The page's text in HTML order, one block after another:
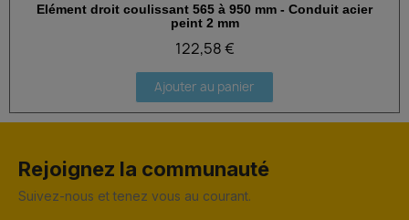
Aperçu rapide
Elément droit coulissant 565 à 950 mm - Conduit acier
peint 2 mm
122,58 €
Ajouter au panier
Rejoignez la communauté
Suivez-nous et tenez vous au courant.